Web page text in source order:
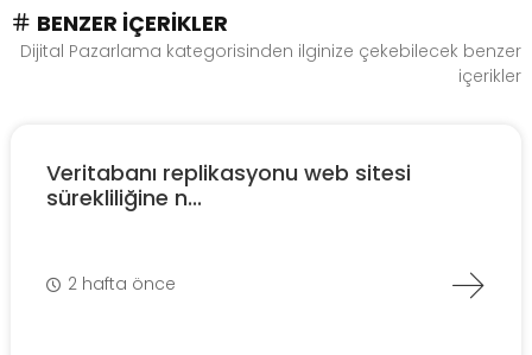
BENZER İÇERIKLER
Dijital Pazarlama kategorisinden ilginize çekebilecek benzer
içerikler
Veritabanı replikasyonu web sitesi
sürekliliğine n...
2 hafta önce